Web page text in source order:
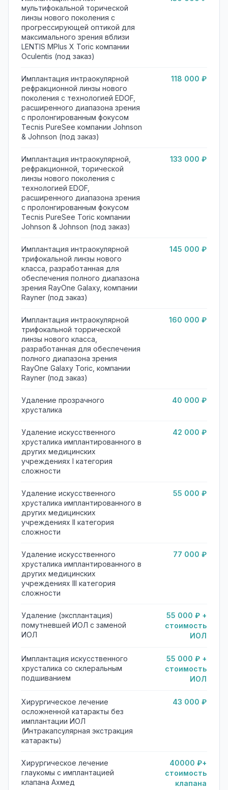
мультифокальной торической
линзы нового поколения с
прогрессирующей оптикой для
максимального зрения вблизи
LENTIS MPlus X Toric компании
Oculentis (под заказ)
Имплантация интраокулярной
рефракционной линзы нового
поколения с технологией EDOF,
расширенного диапазона зрения
с пролонгированным фокусом
Tecnis PureSee компании Johnson
& Johnson (под заказ)
118 000 ₽
Имплантация интраокулярной,
рефракционной, торической
линзы нового поколения с
технологией EDOF,
расширенного диапазона зрения
с пролонгированным фокусом
Tecnis PureSee Toric компании
Johnson & Johnson (под заказ)
133 000 ₽
Имплантация интраокулярной
трифокальной линзы нового
класса, разработанная для
обеспечения полного диапазона
зрения RayOne Galaxy, компании
Rayner (под заказ)
145 000 ₽
Имплантация интраокулярной
трифокальной торрической
линзы нового класса,
разработанная для обеспечения
полного диапазона зрения
RayOne Galaxy Toric, компании
Rayner (под заказ)
160 000 ₽
Удаление прозрачного
хрусталика
40 000 ₽
Удаление искусственного
хрусталика имплантированного в
других медицинских
учреждениях I категория
сложности
42 000 ₽
Удаление искусственного
хрусталика имплантированного в
других медицинских
учреждениях II категория
сложности
55 000 ₽
Удаление искусственного
хрусталика имплантированного в
других медицинских
учреждениях III категория
сложности
77 000 ₽
Удаление (эксплантация)
помутневшей ИОЛ с заменой
ИОЛ
55 000 ₽ +
стоимость
ИОЛ
Имплантация искусственного
хрусталика со склеральным
подшиванием
55 000 ₽ +
стоимость
ИОЛ
Хирургическое лечение
осложненной катаракты без
имплантации ИОЛ
(Интракапсулярная экстракция
катаракты)
43 000 ₽
Хирургическое лечение
глаукомы с имплантацией
клапана Ахмед
40000 ₽+
стоимость
клапана